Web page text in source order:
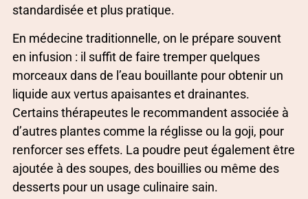
standardisée et plus pratique.
En médecine traditionnelle, on le prépare souvent
en infusion : il suffit de faire tremper quelques
morceaux dans de l’eau bouillante pour obtenir un
liquide aux vertus apaisantes et drainantes.
Certains thérapeutes le recommandent associée à
d’autres plantes comme la réglisse ou la goji, pour
renforcer ses effets. La poudre peut également être
ajoutée à des soupes, des bouillies ou même des
desserts pour un usage culinaire sain.